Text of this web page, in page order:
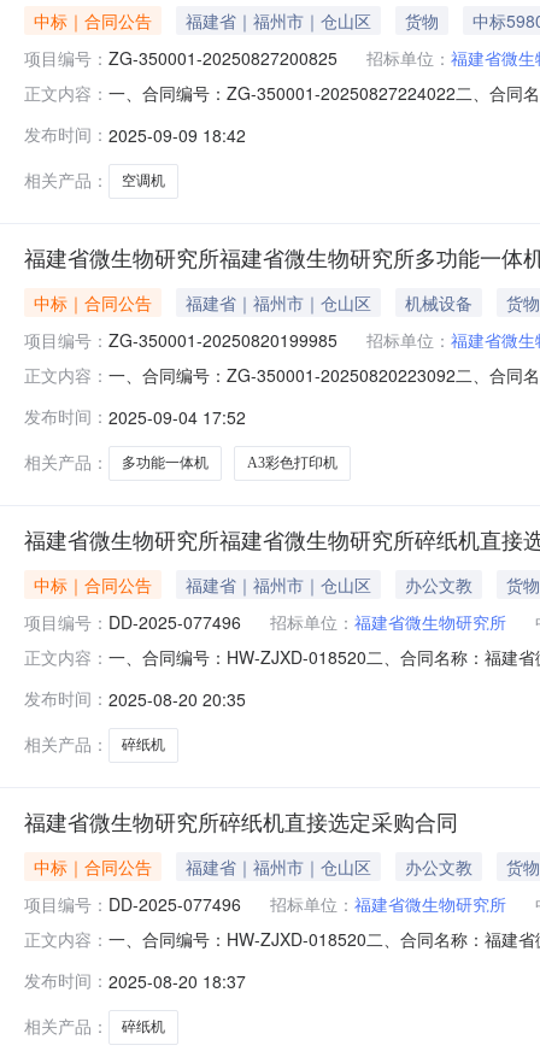
中标｜合同公告 福建省｜福州市｜仓山区 货物
中标
项目编号： ZG-350001-20250827200825 招标单位： 福建省微
正文内容： 一、合同编号：ZG-350001-20250827224022二、合同
司地址：福建省福州市台江区新港街道联系方式：
发布时间： 2025-09-09 18:42
相关产品：
空调机
福建省微生物研究所福建省微生物研究所多功能一体
中标｜合同公告 福建省｜福州市｜仓山区 机械设备
货物
项目编号： ZG-350001-20250820199985 招标单位： 福建省微
正文内容： 一、合同编号：ZG-350001-20250820223092二、合同
有限公司地址：五一南路311号文华富邑大楼1313单元
发布时间： 2025-09-04 17:52
相关产品：
多功能一体机 A3彩色打印机
福建省微生物研究所福建省微生物研究所碎纸机直接
中标｜合同公告 福建省｜福州市｜仓山区 办公文教
货物
项目编号： DD-2025-077496 招标单位： 福建省微生物研究所
正文内容： 一、合同编号：HW-ZJXD-018520二、合同名称：福建
省福州市鼓楼区水部街道五一北路186号利嘉大世界商
发布时间： 2025-08-20 20:35
相关产品：
碎纸机
福建省微生物研究所碎纸机直接选定采购合同
中标｜合同公告 福建省｜福州市｜仓山区 办公文教
货物
项目编号： DD-2025-077496 招标单位： 福建省微生物研究所
正文内容： 一、合同编号：HW-ZJXD-018520二、合同名称：福建
址：福建省福州市鼓楼区水部街道五一北路186号利嘉
发布时间： 2025-08-20 18:37
相关产品：
碎纸机